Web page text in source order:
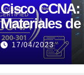
Cisco CCNA:
Materiales
17/04/2023